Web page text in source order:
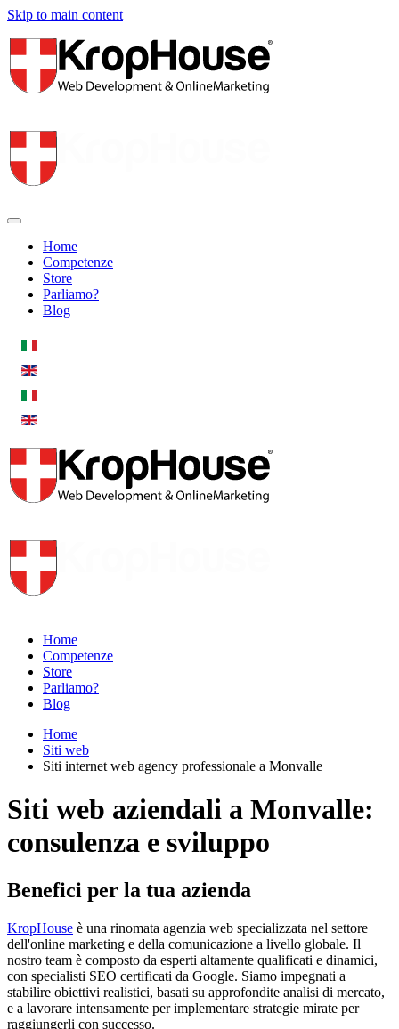
Skip to main content
Home
Competenze
Store
Parliamo?
Blog
Home
Competenze
Store
Parliamo?
Blog
Home
Siti web
Siti internet web agency professionale a Monvalle
Siti web aziendali a Monvalle:
consulenza e sviluppo
Benefici per la tua azienda
KropHouse è una rinomata agenzia web specializzata nel settore
dell'online marketing e della comunicazione a livello globale. Il
nostro team è composto da esperti altamente qualificati e dinamici,
con specialisti SEO certificati da Google. Siamo impegnati a
stabilire obiettivi realistici, basati su approfondite analisi di mercato,
e a lavorare intensamente per implementare strategie mirate per
raggiungerli con successo.